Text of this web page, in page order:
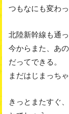
つもなにも変わっ
北陸新幹線も通
今からまた、あ
だってできる。
まだはじまっち
きっとまたすぐ